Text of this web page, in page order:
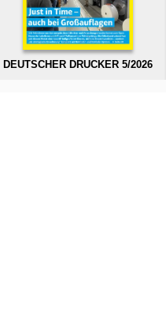
DEUTSCHER DRUCKER 5/2026